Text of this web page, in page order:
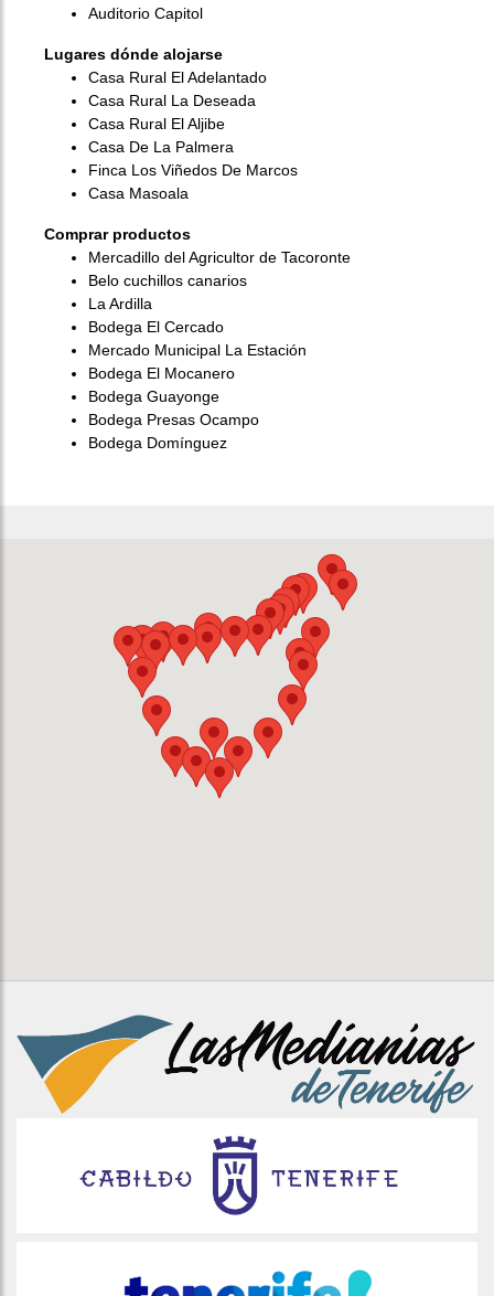
Auditorio Capitol
Lugares dónde alojarse
Casa Rural El Adelantado
Casa Rural La Deseada
Casa Rural El Aljibe
Casa De La Palmera
Finca Los Viñedos De Marcos
Casa Masoala
Comprar productos
Mercadillo del Agricultor de Tacoronte
Belo cuchillos canarios
La Ardilla
Bodega El Cercado
Mercado Municipal La Estación
Bodega El Mocanero
Bodega Guayonge
Bodega Presas Ocampo
Bodega Domínguez